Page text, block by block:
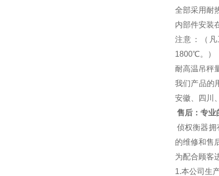
全部采用耐
内部件安装
注意：（
1800℃。）
耐高温吊秤
我们产品的
安徽、四川
售后：专业
侦权衡器拥
的维修和售
为配合顾客
1.本公司生